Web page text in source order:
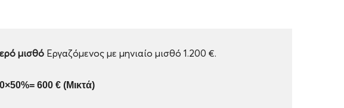
μισθό Εργαζόμενος με μηνιαίο μισθό 1.200 €.
600 € (Μικτά)